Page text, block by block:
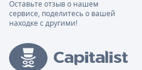
Оставьте отзыв о нашем
сервисе, поделитесь о вашей
находке с другими!